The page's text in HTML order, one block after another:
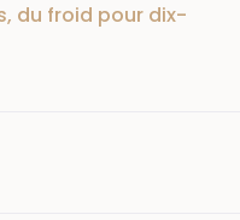
du froid pour dix-